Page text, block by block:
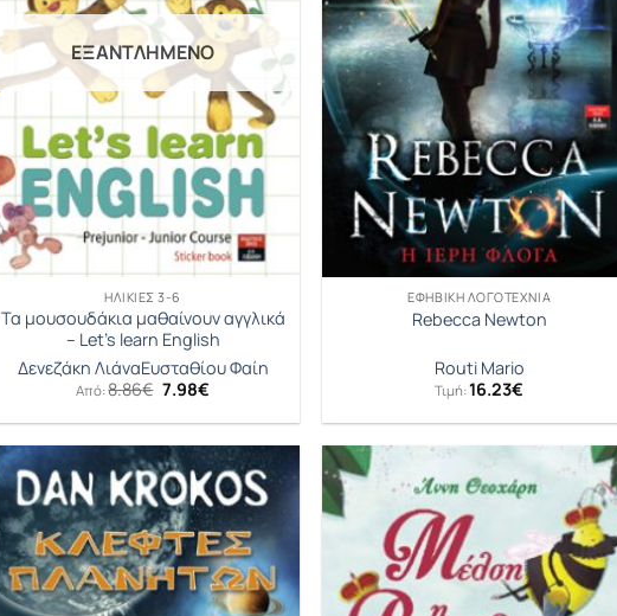
ΕΞΑΝΤΛΗΜΈΝΟ
ΗΛΙΚΊΕΣ 3-6
Τα μουσουδάκια μαθαίνουν αγγλικά
– Let’s learn English
Δενεζάκη ΛιάναΕυσταθίου Φαίη
Από:8.86€ Original
was:
7.98€Η
τιμή
7.98€.
ΕΦΗΒΙΚΉ ΛΟΓΟΤΕΧΝΊΑ
Rebecca Newton
Routi Mario
Τιμή:16.23€